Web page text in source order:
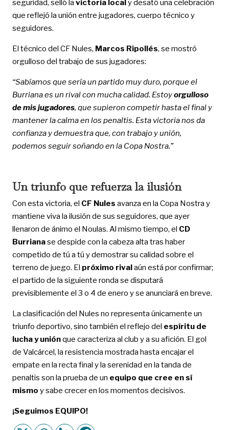
seguridad, selló la victoria localy desató una celebración
que reflejó la unión entre jugadores, cuerpo técnico y
seguidores.
El técnico del CF Nules, Marcos Ripollés, se mostró
orgulloso del trabajo de sus jugadores:
“Sabíamos que sería un partido muy duro, porque el
Burriana es un rival con mucha calidad. Estoyorgulloso
de mis jugadores, que supieron competir hasta el final y
mantener la calma en los penaltis. Esta victoria nos da
confianza y demuestra que, con trabajo y unión,
podemos seguir soñando en la Copa Nostra.”
Un triunfo que refuerza la ilusión
Con esta victoria, el CF Nules avanza en la Copa Nostra y
mantiene viva la ilusión de sus seguidores, que ayer
llenaron de ánimo el Noulas. Al mismo tiempo, el CD
Burrianase despide con la cabeza alta tras haber
competido de tú a tú y demostrar su calidad sobre el
terreno de juego. El próximo rivalaún está por confirmar;
el partido de la siguiente ronda se disputará
previsiblemente el 3 o 4 de enero y se anunciará en breve.
La clasificación del Nules no representa únicamente un
triunfo deportivo, sino también el reflejo del espíritu de
lucha y uniónque caracteriza al club y a su afición. El gol
de Valcárcel, la resistencia mostrada hasta encajar el
empate en la recta final y la serenidad en la tanda de
penaltis son la prueba de un equipo que cree en sí
mismo y sabe crecer en los momentos decisivos.
¡Seguimos EQUIPO!